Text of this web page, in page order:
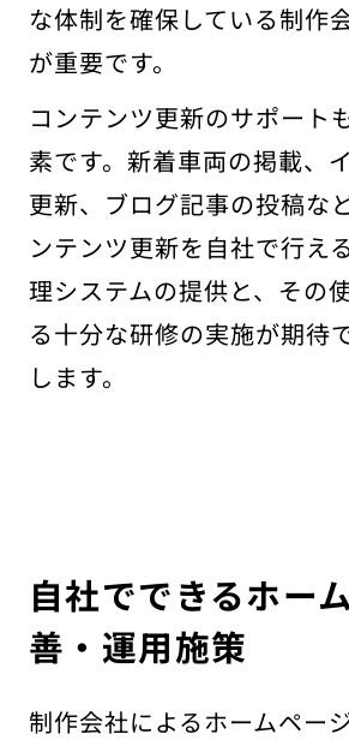
な体制を確保している制作
が重要です。
コンテンツ更新のサポート
素です。新着車両の掲載、
更新、ブログ記事の投稿な
ンテンツ更新を自社で行え
理システムの提供と、その
る十分な研修の実施が期待
します。
自社でできるホー
善・運用施策
制作会社によるホームペー